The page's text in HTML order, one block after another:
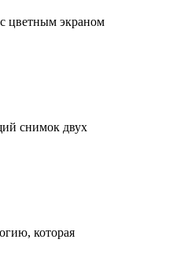
цветным экраном
снимок двух
которая